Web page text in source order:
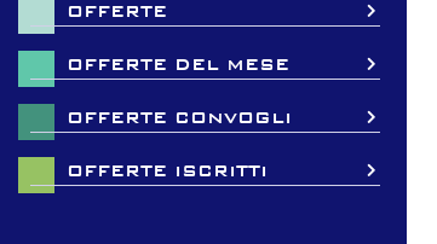
OFFERTE
OFFERTE DEL MESE
OFFERTE CONVOGLI
OFFERTE ISCRITTI